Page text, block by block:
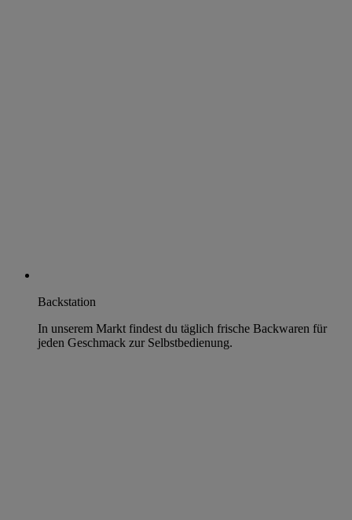
Backstation
In unserem Markt findest du täglich frische Backwaren für
jeden Geschmack zur Selbstbedienung.